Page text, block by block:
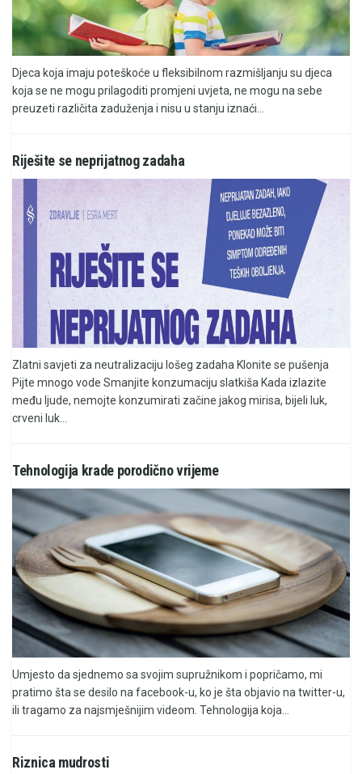
Djeca koja imaju poteškoće u fleksibilnom razmišljanju su djeca
koja se ne mogu prilagoditi promjeni uvjeta, ne mogu na sebe
preuzeti različita zaduženja i nisu u stanju iznaći...
Riješite se neprijatnog zadaha
Zlatni savjeti za neutralizaciju lošeg zadaha Klonite se pušenja
Pijte mnogo vode Smanjite konzumaciju slatkiša Kada izlazite
među ljude, nemojte konzumirati začine jakog mirisa, bijeli luk,
crveni luk...
Tehnologija krade porodično vrijeme
Umjesto da sjednemo sa svojim supružnikom i popričamo, mi
pratimo šta se desilo na facebook-u, ko je šta objavio na twitter-u,
ili tragamo za najsmješnijim videom. Tehnologija koja...
Riznica mudrosti